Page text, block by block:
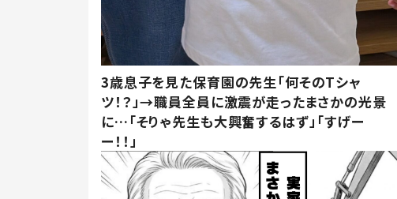
3歳息子を見た保育園の先生「何そのTシャ
ツ！？」→職員全員に激震が走ったまさかの光景
に…「そりゃ先生も大興奮するはず」「すげー
ー！！」